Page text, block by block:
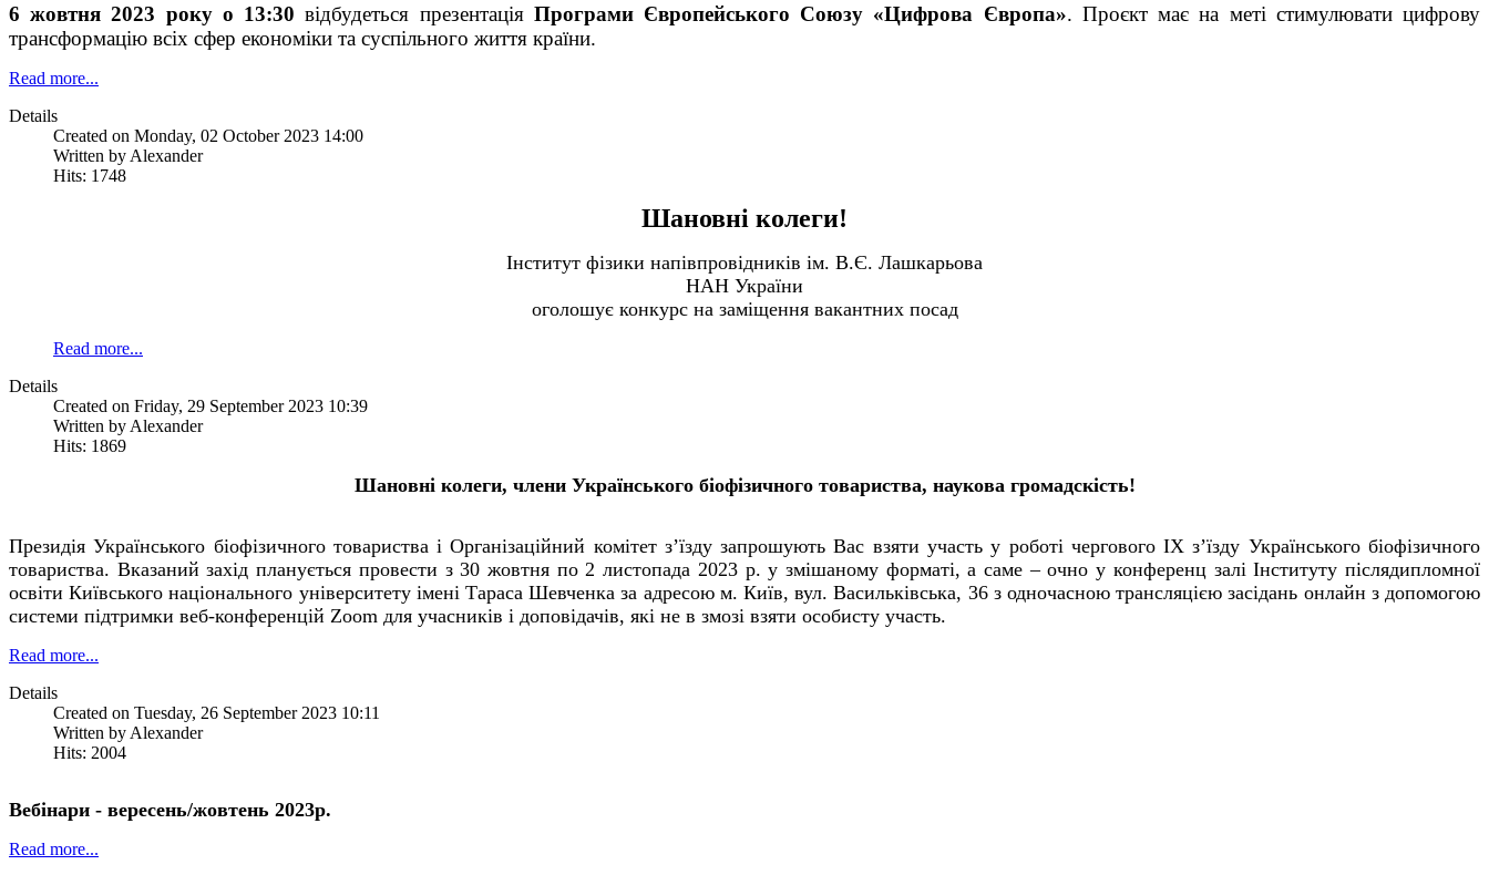
6 жовтня 2023 року о 13:30 відбудеться презентація Програми Європейського Союзу «Цифрова Європа». Проєкт має на меті стимулювати цифрову
трансформацію всіх сфер економіки та суспільного життя країни.
Read more...
Details
Created on Monday, 02 October 2023 14:00
Written by Alexander
Hits: 1748
Шановні колеги!
Інститут фізики напівпровідників ім. В.Є. Лашкарьова
НАН України
оголошує конкурс на заміщення вакантних посад
Read more...
Details
Created on Friday, 29 September 2023 10:39
Written by Alexander
Hits: 1869
Шановні колеги, члени Українського біофізичного товариства, наукова громадскість!
Президія Українського біофізичного товариства і Організаційний комітет з’їзду запрошують Вас взяти участь у роботі чергового ІХ з’їзду Українського біофізичного
товариства. Вказаний захід планується провести з 30 жовтня по 2 листопада 2023 р. у змішаному форматі, а саме – очно у конференц залі Інституту післядипломної
освіти Київського національного університету імені Тараса Шевченка за адресою м. Київ, вул. Васильківська, 36 з одночасною трансляцією засідань онлайн з допомогою
системи підтримки веб-конференцій Zoom для учасників і доповідачів, які не в змозі взяти особисту участь.
Read more...
Details
Created on Tuesday, 26 September 2023 10:11
Written by Alexander
Hits: 2004
Вебінари - вересень/жовтень 2023р.
Read more...